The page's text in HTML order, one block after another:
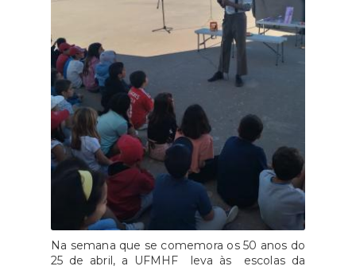
Na semana que se comemora os 50 anos do
25 de abril, a UFMHF leva às escolas da